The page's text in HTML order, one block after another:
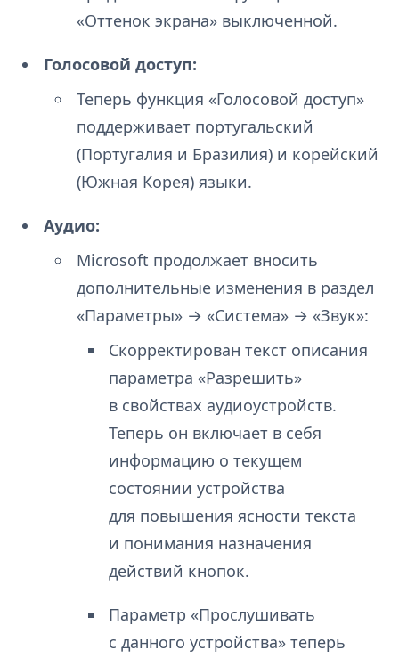
«Оттенок экрана» выключенной.
Голосовой доступ:
Теперь функция «Голосовой доступ»
поддерживает португальский
(Португалия и Бразилия) и корейский
(Южная Корея) языки.
Аудио:
Microsoft продолжает вносить
дополнительные изменения в раздел
«Параметры» → «Система» → «Звук»:
Скорректирован текст описания
параметра «Разрешить»
в свойствах аудиоустройств.
Теперь он включает в себя
информацию о текущем
состоянии устройства
для повышения ясности текста
и понимания назначения
действий кнопок.
Параметр «Прослушивать
с данного устройства» теперь